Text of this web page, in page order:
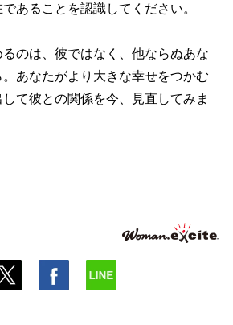
あることを認識してください。
のは、彼ではなく、他ならぬあな
あなたがより大きな幸せをつかむ
て彼との関係を今、見直してみま